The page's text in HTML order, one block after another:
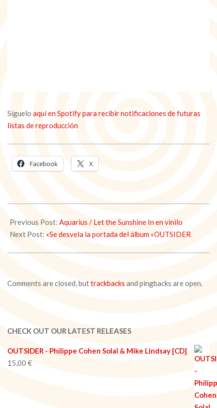
Síguelo aquí en Spotify para recibir notificaciones de futuras
listas de reproducción
Facebook X
10-
23
Previous Post: Aquarius / Let the Sunshine In en vinilo
Next Post: «Se desvela la portada del álbum «OUTSIDER
Comments are closed, buttrackbacks and pingbacks are open.
CHECK OUT OUR LATEST RELEASES
OUTSIDER - Philippe Cohen Solal & Mike Lindsay [CD]
15,00 €